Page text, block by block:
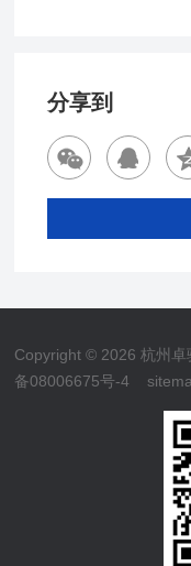
分享到
Copyright © 2026 杭州
备08006675号-4